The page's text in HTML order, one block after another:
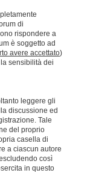
di
rispondere a
è soggetto ad
avere accettato)
sensibilità dei
leggere gli
discussione ed
Tale
del proprio
casella di
a ciascun autore
così
in questo